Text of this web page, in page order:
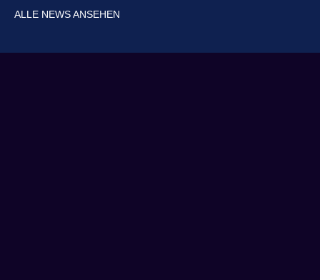
ALLE NEWS ANSEHEN